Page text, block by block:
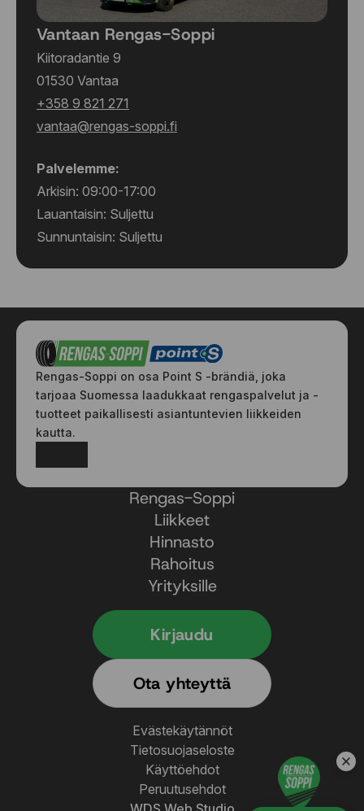
Vantaan Rengas-Soppi
Kiitoradantie 9
01530 Vantaa
+358 9 821 271
vantaa@rengas-soppi.fi
Palvelemme:
Arkisin: 09:00-17:00
Lauantaisin: Suljettu
Sunnuntaisin: Suljettu
Rengas-Soppi on osa Point S -brändiä, joka
tarjoaa Suomessa laadukkaat rengaspalvelut ja -
tuotteet paikallisesti asiantuntevien liikkeiden
kautta.
Rengas-Soppi
Liikkeet
Hinnasto
Rahoitus
Yrityksille
Kirjaudu
Ota yhteyttä
Evästekäytännöt
Tietosuojaseloste
Käyttöehdot
Peruutusehdot